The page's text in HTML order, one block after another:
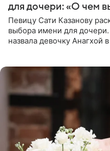
для дочери: «О чем
Певицу Сати Казанову
выбора имени для
назвала девочку Анагхой